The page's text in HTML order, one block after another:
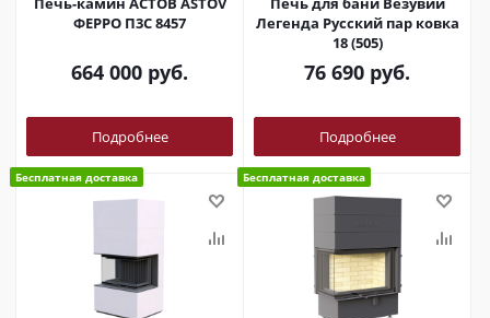
ФЕРРО П3С 8457
664 000 руб.
Подробнее
Легенда Русский пар ковка
18 (505)
76 690 руб.
Подробнее
Бесплатная доставка Бесплатная доставка